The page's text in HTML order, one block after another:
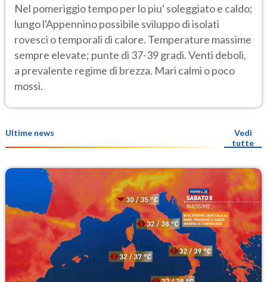
Nel pomeriggio tempo per lo piu' soleggiato e caldo;
lungo l'Appennino possibile sviluppo di isolati
rovesci o temporali di calore. Temperature massime
sempre elevate; punte di 37-39 gradi. Venti deboli,
a prevalente regime di brezza. Mari calmi o poco
mossi.
Ultime news
Vedi
tutte